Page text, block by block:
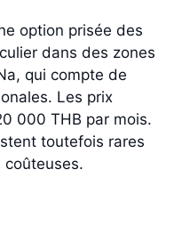
option prisée des
dans des zones
qui compte de
Les prix
000 THB par mois.
toutefois rares